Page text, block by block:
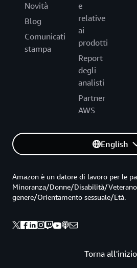
Novità
Blog
Comunicati
stampa
e
relative
ai
prodotti
Report
degli
analisti
Partner
AWS
English
Torna all'inizio
Amazon è un datore di lavoro per le
Minoranza/Donne/Disabilità/
genere/Orientamento sessuale/Età.